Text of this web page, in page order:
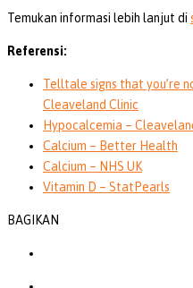
Temukan informasi lebih lanjut di
Referensi:
Telltale signs that you’re
Cleaveland Clinic
Hypocalcemia –
Calcium – Better Health
Calcium – NHS UK
Vitamin D – StatPearls
BAGIKAN